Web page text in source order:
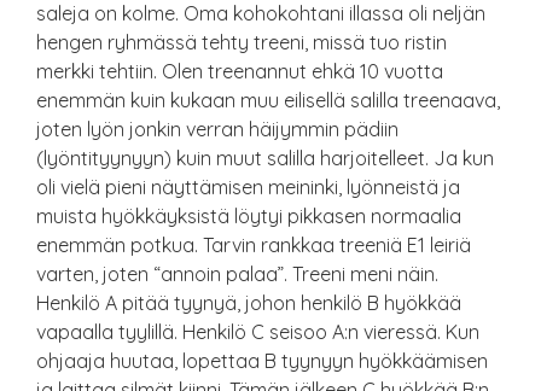
saleja on kolme. Oma kohokohtani illassa oli neljän
hengen ryhmässä tehty treeni, missä tuo ristin
merkki tehtiin. Olen treenannut ehkä 10 vuotta
enemmän kuin kukaan muu eilisellä salilla treenaava,
joten lyön jonkin verran häijymmin pädiin
(lyöntityynyyn) kuin muut salilla harjoitelleet. Ja kun
oli vielä pieni näyttämisen meininki, lyönneistä ja
muista hyökkäyksistä löytyi pikkasen normaalia
enemmän potkua. Tarvin rankkaa treeniä E1 leiriä
varten, joten “annoin palaa”. Treeni meni näin.
Henkilö A pitää tyynyä, johon henkilö B hyökkää
vapaalla tyylillä. Henkilö C seisoo A:n vieressä. Kun
ohjaaja huutaa, lopettaa B tyynyyn hyökkäämisen